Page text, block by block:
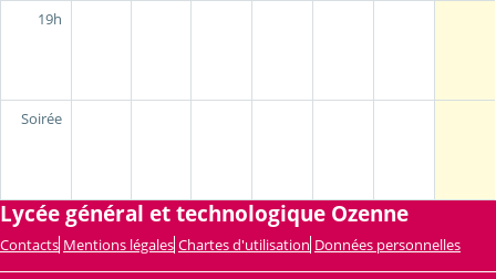
19h
Soirée
Lycée général et technologique Ozenne
Contacts Mentions légales Chartes d'utilisation Données personnelles